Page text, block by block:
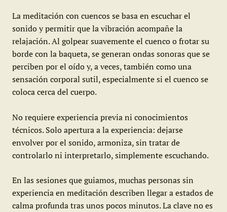
La meditación con cuencos se basa en escuchar el
sonido y permitir que la vibración acompañe la
relajación. Al golpear suavemente el cuenco o frotar su
borde con la baqueta, se generan ondas sonoras que se
perciben por el oído y, a veces, también como una
sensación corporal sutil, especialmente si el cuenco se
coloca cerca del cuerpo.
No requiere experiencia previa ni conocimientos
técnicos. Solo apertura a la experiencia: dejarse
envolver por el sonido, armoniza, sin tratar de
controlarlo ni interpretarlo, simplemente escuchando.
En las sesiones que guiamos, muchas personas sin
experiencia en meditación describen llegar a estados de
calma profunda tras unos pocos minutos. La clave no es